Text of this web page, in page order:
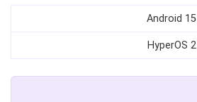
Android 15
HyperOS 2